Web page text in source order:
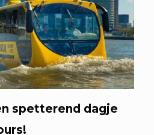
spetterend dagje